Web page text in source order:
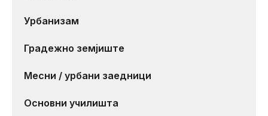
Урбанизам
Градежно земјиште
Месни / урбани заедници
Основни училишта